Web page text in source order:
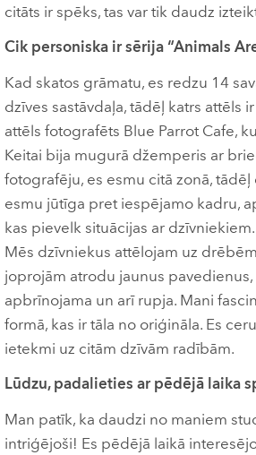
citāts ir spēks, tas var tik daudz
Cik personiska ir sērija “Animals
Kad skatos grāmatu, es redzu 14
dzīves sastāvdaļa, tādēļ katrs attēls
attēls fotografēts Blue Parrot Cafe,
Keitai bija mugurā džemperis ar
fotografēju, es esmu citā zonā,
esmu jūtīga pret iespējamo kadru,
kas pievelk situācijas ar
Mēs dzīvniekus attēlojam uz
joprojām atrodu jaunus
apbrīnojama un arī rupja. Mani
formā, kas ir tāla no oriģināla. Es
ietekmi uz citām dzīvām radībām.
Lūdzu, padalieties ar pēdējā laika
Man patīk, ka daudzi no maniem
intriģējoši! Es pēdējā laikā